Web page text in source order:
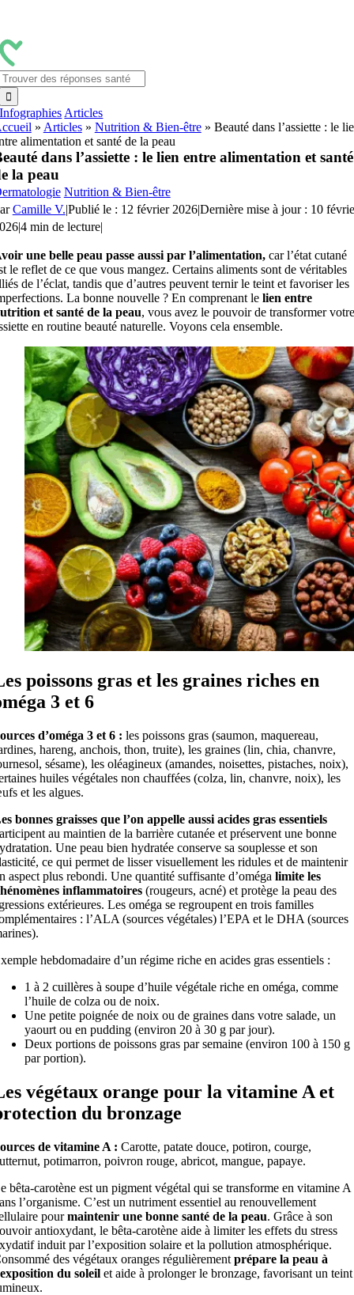
contenu
Infographies Articles
» Articles» Nutrition & Bien-être» Beauté dans l’assiette : le
alimentation et santé de la peau
dans l’assiette : le lien entre alimentation et santé
la peau
Nutrition & Bien-être
Camille V.|Publié le : 12 février 2026|Dernière mise à jour : 10
|4 min de lecture|
une belle peau passe aussi par l’alimentation,car l’état cutané
le reflet de ce que vous mangez. Certains aliments sont de véritables
de l’éclat, tandis que d’autres peuvent ternir le teint et favoriser les
La bonne nouvelle ? En comprenant le lien entre
et santé de la peau, vous avez le pouvoir de transformer votre
en routine beauté naturelle. Voyons cela ensemble.
poissons gras et les graines riches en
3 et 6
d’oméga 3 et 6 : les poissons gras (saumon, maquereau,
hareng, anchois, thon, truite), les graines (lin, chia, chanvre,
sésame), les oléagineux (amandes, noisettes, pistaches, noix),
huiles végétales non chauffées (colza, lin, chanvre, noix), les
et les algues.
bonnes graisses que l’on appelle aussi acides gras essentiels
au maintien de la barrière cutanée et préservent une bonne
Une peau bien hydratée conserve sa souplesse et son
ce qui permet de lisser visuellement les ridules et de maintenir
aspect plus rebondi. Une quantité suffisante d’oméga limite les
inflammatoires(rougeurs, acné) et protège la peau des
extérieures. Les oméga se regroupent en trois familles
: l’ALA (sources végétales) l’EPA et le DHA (sources
hebdomadaire d’un régime riche en acides gras essentiels :
1 à 2 cuillères à soupe d’huile végétale riche en oméga, comme
l’huile de colza ou de noix.
Une petite poignée de noix ou de graines dans votre salade, un
yaourt ou en pudding (environ 20 à 30 g par jour).
Deux portions de poissons gras par semaine (environ 100 à 150 g
par portion).
végétaux orange pour la vitamine A et
du bronzage
de vitamine A : Carotte, patate douce, potiron, courge,
potimarron, poivron rouge, abricot, mangue, papaye.
bêta-carotène est un pigment végétal qui se transforme en vitamine A
l’organisme. C’est un nutriment essentiel au renouvellement
pourmaintenir une bonne santé de la peau. Grâce à son
antioxydant, le bêta-carotène aide à limiter les effets du stress
induit par l’exposition solaire et la pollution atmosphérique.
des végétaux oranges régulièrement prépare la peau à
du soleil et aide à prolonger le bronzage, favorisant un teint